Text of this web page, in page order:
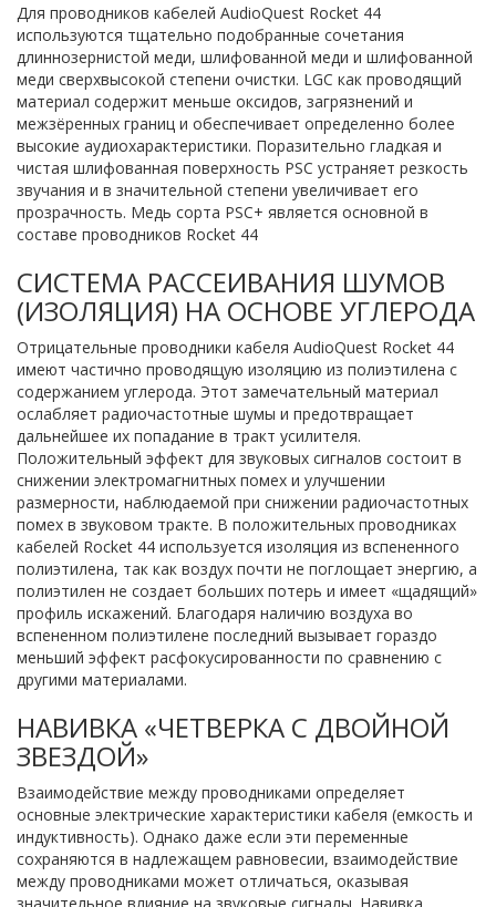
Для проводников кабелей AudioQuest Rocket 44
используются тщательно подобранные сочетания
длиннозернистой меди, шлифованной меди и шлифованной
меди сверхвысокой степени очистки. LGC как проводящий
материал содержит меньше оксидов, загрязнений и
межзёренных границ и обеспечивает определенно более
высокие аудиохарактеристики. Поразительно гладкая и
чистая шлифованная поверхность PSC устраняет резкость
звучания и в значительной степени увеличивает его
прозрачность. Медь сорта PSC+ является основной в
составе проводников Rocket 44
СИСТЕМА РАССЕИВАНИЯ ШУМОВ
(ИЗОЛЯЦИЯ) НА ОСНОВЕ УГЛЕРОДА
Отрицательные проводники кабеля AudioQuest Rocket 44
имеют частично проводящую изоляцию из полиэтилена с
содержанием углерода. Этот замечательный материал
ослабляет радиочастотные шумы и предотвращает
дальнейшее их попадание в тракт усилителя.
Положительный эффект для звуковых сигналов состоит в
снижении электромагнитных помех и улучшении
размерности, наблюдаемой при снижении радиочастотных
помех в звуковом тракте. В положительных проводниках
кабелей Rocket 44 используется изоляция из вспененного
полиэтилена, так как воздух почти не поглощает энергию, а
полиэтилен не создает больших потерь и имеет «щадящий»
профиль искажений. Благодаря наличию воздуха во
вспененном полиэтилене последний вызывает гораздо
меньший эффект расфокусированности по сравнению с
другими материалами.
НАВИВКА «ЧЕТВЕРКА С ДВОЙНОЙ
ЗВЕЗДОЙ»
Взаимодействие между проводниками определяет
основные электрические характеристики кабеля (емкость и
индуктивность). Однако даже если эти переменные
сохраняются в надлежащем равновесии, взаимодействие
между проводниками может отличаться, оказывая